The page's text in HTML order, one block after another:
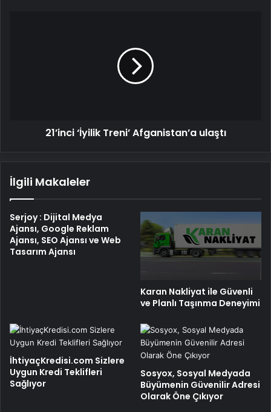
21’inci ‘İyilik Treni’ Afganistan’a ulaştı
İlgili Makaleler
Serjoy : Dijital Medya
Ajansı, Google Reklam
Ajansı, SEO Ajansı ve Web
Tasarım Ajansı
Karan Nakliyat ile Güvenli
ve Planlı Taşınma Deneyimi
İhtiyaçKredisi.com Sizlere
Uygun Kredi Teklifleri
Sağlıyor
Sosyox, Sosyal Medyada
Büyümenin Güvenilir Adresi
Olarak Öne Çıkıyor